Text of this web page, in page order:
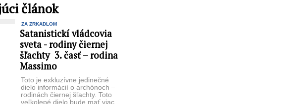
článok
ZA ZRKADLOM
Satanistickí vládcovia
sveta - rodiny čiernej
šľachty 3. časť – rodina
Massimo
Toto je exkluzívne jedinečné
dielo informácií o archónoch –
rodinách čiernej šľachty. Toto
veľkolepé dielo bude mať viac